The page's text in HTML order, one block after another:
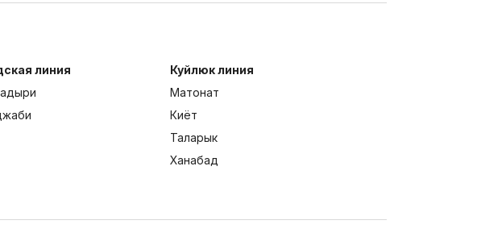
линия
Куйлюк линия
Матонат
Киёт
Таларык
Ханабад